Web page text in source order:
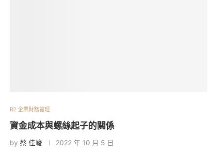
B2 企業財務管理
資金成本與螺絲起子的關係
by 蔡 佳峻 2022 年 10 月 5 日